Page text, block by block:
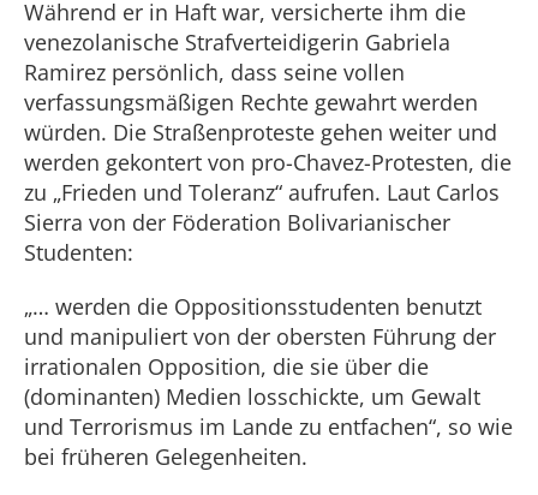
Während er in Haft war, versicherte ihm die
venezolanische Strafverteidigerin Gabriela
Ramirez persönlich, dass seine vollen
verfassungsmäßigen Rechte gewahrt werden
würden. Die Straßenproteste gehen weiter und
werden gekontert von pro-Chavez-Protesten, die
zu „Frieden und Toleranz“ aufrufen. Laut Carlos
Sierra von der Föderation Bolivarianischer
Studenten:
„… werden die Oppositionsstudenten benutzt
und manipuliert von der obersten Führung der
irrationalen Opposition, die sie über die
(dominanten) Medien losschickte, um Gewalt
und Terrorismus im Lande zu entfachen“, so wie
bei früheren Gelegenheiten.